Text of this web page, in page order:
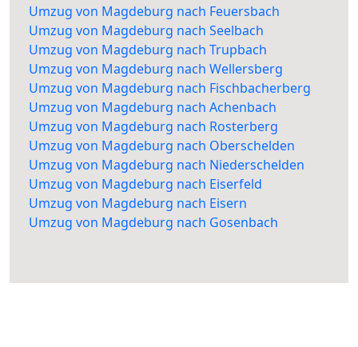
Umzug von Magdeburg nach Feuersbach
Umzug von Magdeburg nach Seelbach
Umzug von Magdeburg nach Trupbach
Umzug von Magdeburg nach Wellersberg
Umzug von Magdeburg nach Fischbacherberg
Umzug von Magdeburg nach Achenbach
Umzug von Magdeburg nach Rosterberg
Umzug von Magdeburg nach Oberschelden
Umzug von Magdeburg nach Niederschelden
Umzug von Magdeburg nach Eiserfeld
Umzug von Magdeburg nach Eisern
Umzug von Magdeburg nach Gosenbach